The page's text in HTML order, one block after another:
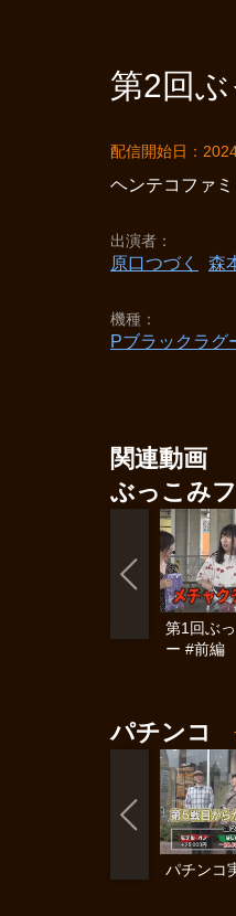
第2回
配信開始日：
ヘンテコファ
出演者
原口つづく 森
機種
Pブラックラグ
関連動画
ぶっこみ
第1回ぶ
ー #前編
パチンコ
パチンコ